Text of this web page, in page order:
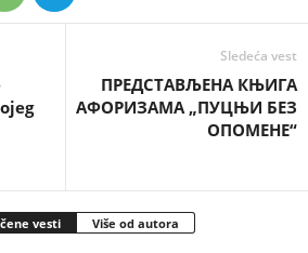
Sledeća vest
ПРЕДСТАВЉЕНА КЊИГА
АФОРИЗАМА „ПУЦЊИ БЕЗ
ОПОМЕНЕ“
vesti Više od autora